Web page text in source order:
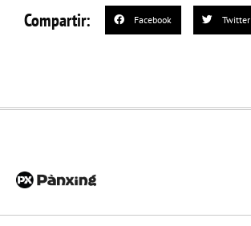
Compartir: Facebook Twitter